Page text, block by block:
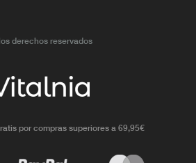
derechos reservados
por compras superiores a 69,95€